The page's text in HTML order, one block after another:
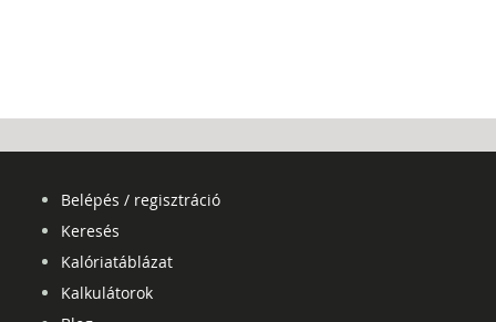
Belépés / regisztráció
Keresés
Kalóriatáblázat
Kalkulátorok